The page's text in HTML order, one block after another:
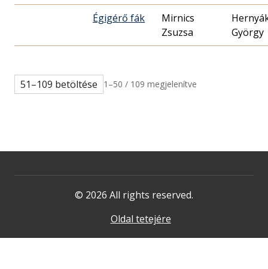
Égigérő fák
Mirnics
Zsuzsa
György
51–109 betöltése 1–50 / 109 megjelenítve
© 2026 All rights reserved.
Oldal tetejére